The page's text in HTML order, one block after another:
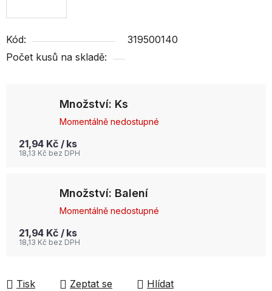
Množství: Ks
Momentálně nedostupné
21,94 Kč / ks
18,13 Kč bez DPH
Množství: Balení
Momentálně nedostupné
21,94 Kč / ks
18,13 Kč bez DPH
Kód:
319500140
Počet kusů na skladě:
Tisk Zeptat se Hlídat